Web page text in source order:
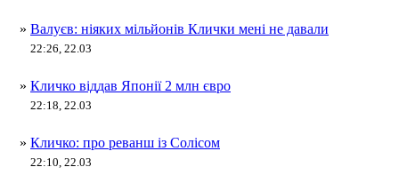
» Валуєв: ніяких мільйонів Клички мені не давали
22:26, 22.03
» Кличко віддав Японії 2 млн євро
22:18, 22.03
» Кличко: про реванш із Солісом
22:10, 22.03